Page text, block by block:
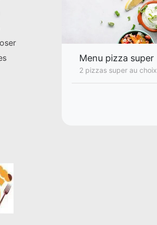
Menu pizza super
2 pizzas super au choix